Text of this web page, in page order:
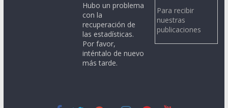
Hubo un problema
con la
recuperación de
las estadísticas.
Por favor,
inténtalo de nuevo
más tarde.
Para recibir
nuestras
publicaciones